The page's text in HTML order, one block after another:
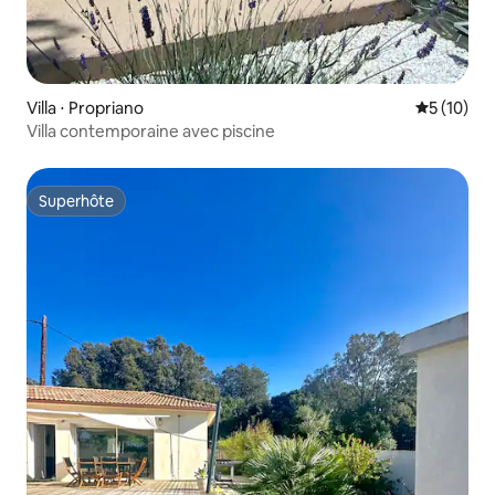
Villa ⋅ Propriano
5 (10)
Villa contemporaine avec piscine
Superhôte
Superhôte